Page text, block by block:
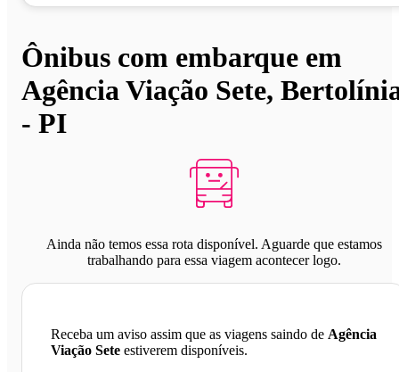
Ônibus com embarque em
Agência Viação Sete,
- PI
Ainda não temos essa rota disponível. Aguarde que estamos
trabalhando para essa viagem acontecer logo.
Receba um aviso assim que as viagens saindo de Agência
Viação Sete estiverem disponíveis.